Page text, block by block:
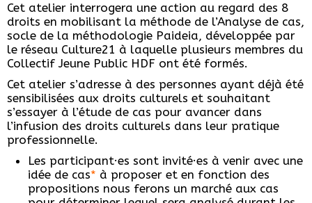
Cet atelier interrogera une action au regard des 8
droits en mobilisant la méthode de l’Analyse de cas,
socle de la méthodologie Paideia, développée par
le réseau Culture21 à laquelle plusieurs membres du
Collectif Jeune Public HDF ont été formés.
Cet atelier s’adresse à des personnes ayant déjà été
sensibilisées aux droits culturels et souhaitant
s’essayer à l’étude de cas pour avancer dans
l’infusion des droits culturels dans leur pratique
professionnelle.
Les participant·es sont invité·es à venir avec une
idée de cas* à proposer et en fonction des
propositions nous ferons un marché aux cas